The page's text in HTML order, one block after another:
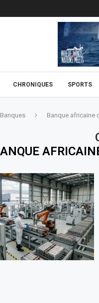
CHRONIQUES SPORTS
Banques Banque africaine